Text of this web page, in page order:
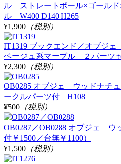
ル ストレートポール×ゴールド
ル W400 D140 H265
¥1,900 （税別）
IT1319 ブックエンド／オブ
ベージュ系マーブル ２パーツ
¥2,300 （税別）
OB0285 オブジェ ウッドナチ
ークルパーツ付 H108
¥500 （税別）
OB0287／OB0288 オブジェ
付￥1500／台無￥1100）
¥1,500 （税別）